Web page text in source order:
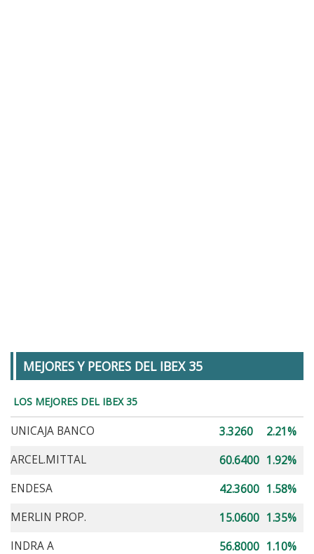
MEJORES Y PEORES DEL IBEX 35
LOS MEJORES DEL IBEX 35
UNICAJA BANCO 3.3260
2.21%
ARCEL.MITTAL
60.6400 1.92%
ENDESA
42.3600 1.58%
MERLIN PROP.
15.0600 1.35%
INDRA A
56.8000 1.10%